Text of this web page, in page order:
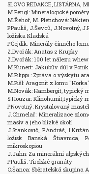
SLOVO REDAKCE, LISTÁRNA,
M.Fengl: Mineralogické
M.Řehoř, M. Pletichová:
P.Pauliš, J.Ševců, J.Novotný,
ložiska Kladská
P.Čejdik: Minerály činného
Z.Dvořák: Anatas z Krupky
Z.Dvořák: 100 let nálezu
M.Kunert: Jakubův důl v
M.Filippi : Zpráva o výskytu
M.Pišl: Aragonit z lomu
M.Novák: Hambergit, typický
S.Houzar: Klinohumit,typický
P.Novotný: Krystalovaný
J.Chmelař: Mineralizace
masív a jeho blízké okolí
J.Stankovič, P.Andráš,
ložisk Banská Štiavnica,
mikroskopiou
J.Jahn: Za minerálmi
P.Pauliš: Tirolské granáty
O.Šanca: Sběratelská skupina